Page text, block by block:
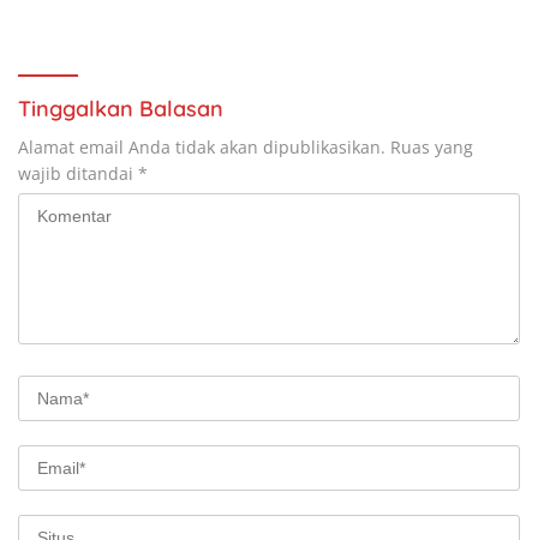
Tinggalkan Balasan
Alamat email Anda tidak akan dipublikasikan. Ruas yang
wajib ditandai *